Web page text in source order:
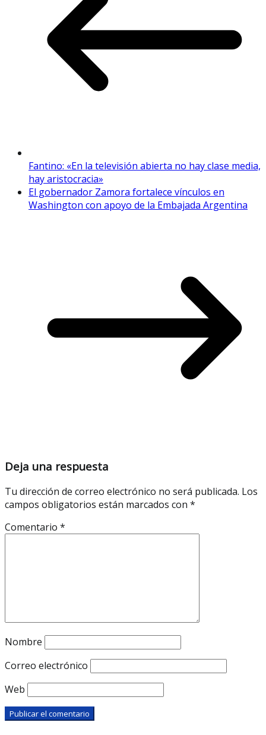
Fantino: «En la televisión abierta no hay clase media,
hay aristocracia»
El gobernador Zamora fortalece vínculos en
Washington con apoyo de la Embajada Argentina
Deja una respuesta
Tu dirección de correo electrónico no será publicada. Los
campos obligatorios están marcados con *
Comentario *
Nombre
Correo electrónico
Web